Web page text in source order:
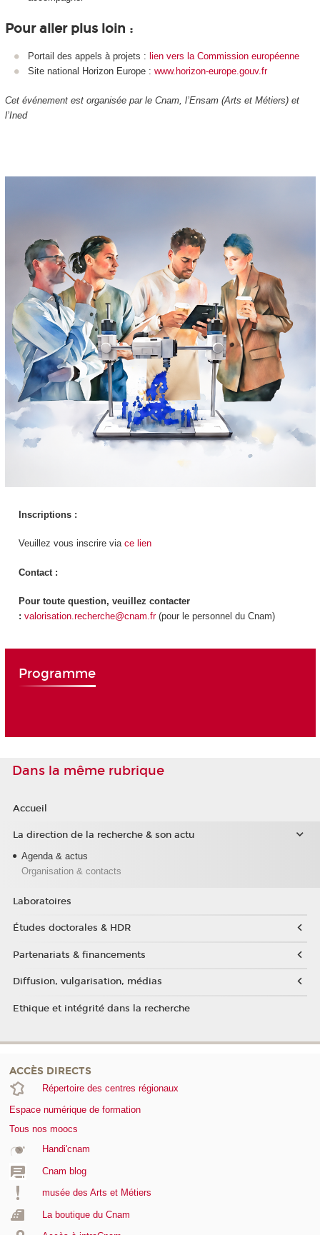
Pour aller plus loin :
Portail des appels à projets : lien vers la Commission européenne
Site national Horizon Europe : www.horizon-europe.gouv.fr
Cet événement est organisée par le Cnam, l’Ensam (Arts et Métiers) et
l’Ined
Inscriptions :
Veuillez vous inscrire via ce lien
Contact :
Pour toute question, veuillez contacter
: valorisation.recherche@cnam.fr(pour le personnel du Cnam)
Programme
Dans la même rubrique
Accueil
La direction de la recherche & son actu
Agenda & actus
Organisation & contacts
Laboratoires
Études doctorales & HDR
Partenariats & financements
Diffusion, vulgarisation, médias
Ethique et intégrité dans la recherche
ACCÈS DIRECTS
Répertoire des centres régionaux
Espace numérique de formation
Tous nos moocs
Handi'cnam
Cnam blog
musée des Arts et Métiers
La boutique du Cnam